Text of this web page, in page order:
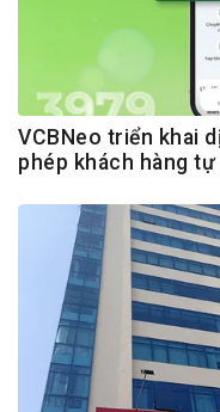
VCBNeo triển khai
phép khách hàng